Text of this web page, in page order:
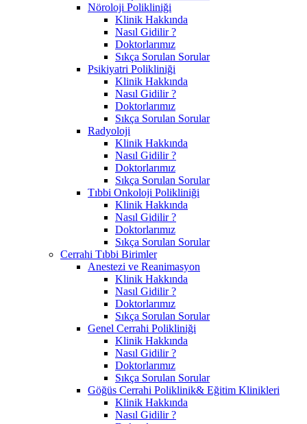
Nöroloji Polikliniği
Klinik Hakkında
Nasıl Gidilir ?
Doktorlarımız
Sıkça Sorulan Sorular
Psikiyatri Polikliniği
Klinik Hakkında
Nasıl Gidilir ?
Doktorlarımız
Sıkça Sorulan Sorular
Radyoloji
Klinik Hakkında
Nasıl Gidilir ?
Doktorlarımız
Sıkça Sorulan Sorular
Tıbbi Onkoloji Polikliniği
Klinik Hakkında
Nasıl Gidilir ?
Doktorlarımız
Sıkça Sorulan Sorular
Cerrahi Tıbbi Birimler
Anestezi ve Reanimasyon
Klinik Hakkında
Nasıl Gidilir ?
Doktorlarımız
Sıkça Sorulan Sorular
Genel Cerrahi Polikliniği
Klinik Hakkında
Nasıl Gidilir ?
Doktorlarımız
Sıkça Sorulan Sorular
Göğüs Cerrahi Poliklinik& Eğitim Klinikleri
Klinik Hakkında
Nasıl Gidilir ?